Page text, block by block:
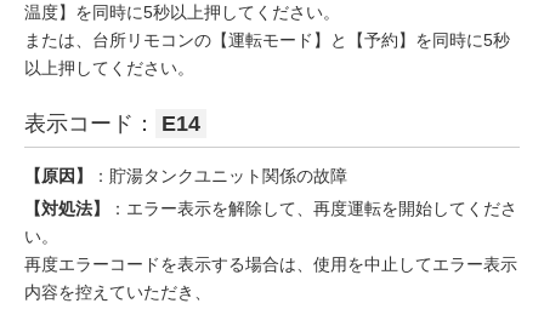
温度】を同時に5秒以上押してください。
または、台所リモコンの【運転モード】と【予約】を同時に5秒
以上押してください。
表示コード： E14
【原因】
：貯湯タンクユニット関係の故障
【対処法】
：エラー表示を解除して、再度運転を開始してくださ
い。
再度エラーコードを表示する場合は、使用を中止してエラー表示
内容を控えていただき、